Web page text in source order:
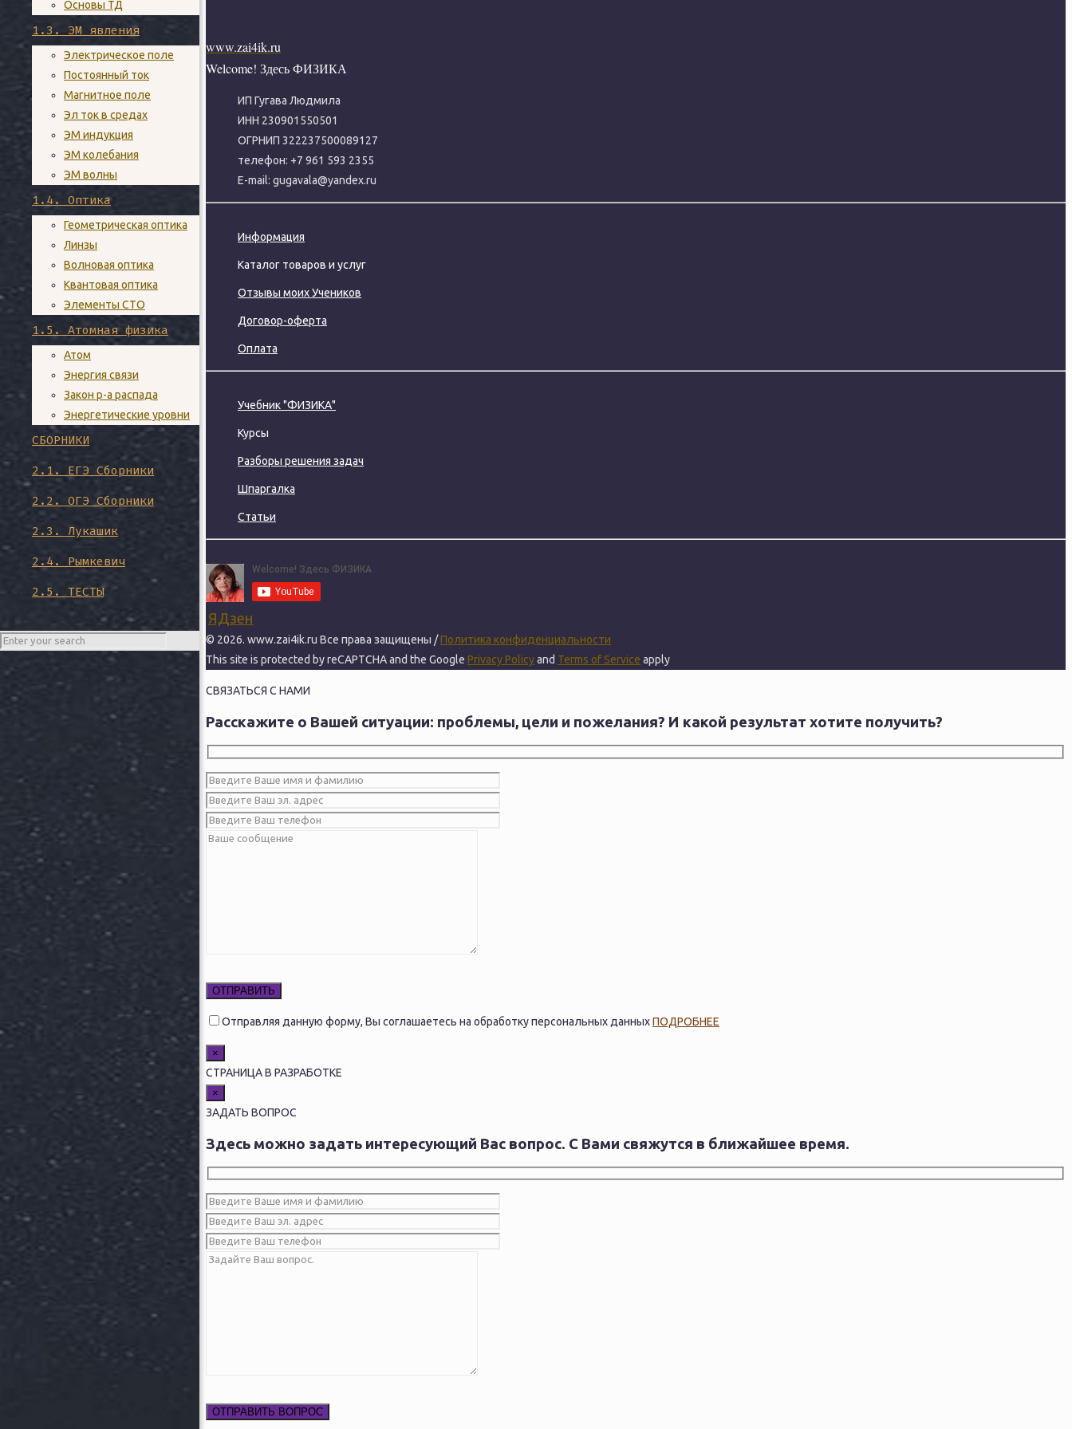
Основы ТД
1.3. ЭМ явления
Электрическое поле
Постоянный ток
Магнитное поле
Эл ток в средах
ЭМ индукция
ЭМ колебания
ЭМ волны
1.4. Оптика
Геометрическая оптика
Линзы
Волновая оптика
Квантовая оптика
Элементы СТО
1.5. Атомная физика
Атом
Энергия связи
Закон р-а распада
Энергетические уровни
СБОРНИКИ
2.1. ЕГЭ Сборники
2.2. ОГЭ Сборники
2.3. Лукашик
2.4. Рымкевич
2.5. ТЕСТЫ
www.zai4ik.ru
Welcome! Здесь ФИЗИКА
ИП Гугава Людмила
ИНН 230901550501
ОГРНИП 322237500089127
телефон: +7 961 593 2355
E-mail: gugavala@yandex.ru
Информация
Каталог товаров и услуг
Отзывы моих Учеников
Договор-оферта
Оплата
Учебник "ФИЗИКА"
Курсы
Разборы решения задач
Шпаргалка
Статьи
ЯДзен
© 2026. www.zai4ik.ru Все права защищены / Политика конфиденциальности
This site is protected by reCAPTCHA and the Google Privacy Policyand Terms of Service apply
СВЯЗАТЬСЯ С НАМИ
Расскажите о Вашей ситуации: проблемы, цели и пожелания? И какой результат хотите получить?
Отправляя данную форму, Вы соглашаетесь на обработку персональных данныхПОДРОБНЕЕ
×
СТРАНИЦА В РАЗРАБОТКЕ
×
ЗАДАТЬ ВОПРОС
Здесь можно задать интересующий Вас вопрос. С Вами свяжутся в ближайшее время.